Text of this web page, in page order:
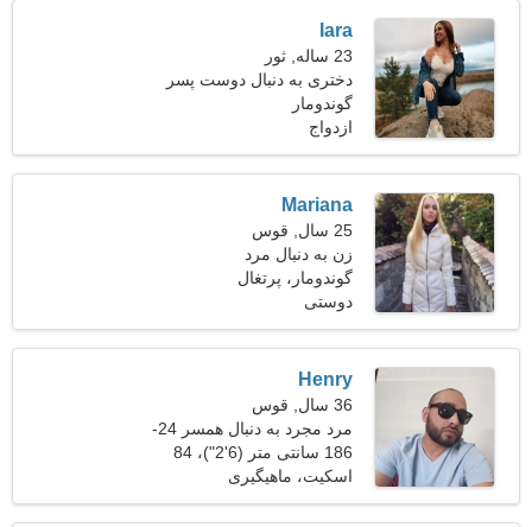
Iara
23 ساله, ثور
دختری به دنبال دوست پسر
گوندومار
ازدواج
Mariana
25 سال, قوس
زن به دنبال مرد
گوندومار، پرتغال
دوستی
Henry
36 سال, قوس
مرد مجرد به دنبال همسر 24-
33
186 سانتی متر (6'2")، 84
کیلوگرم (185 پوند)
اسکیت، ماهیگیری